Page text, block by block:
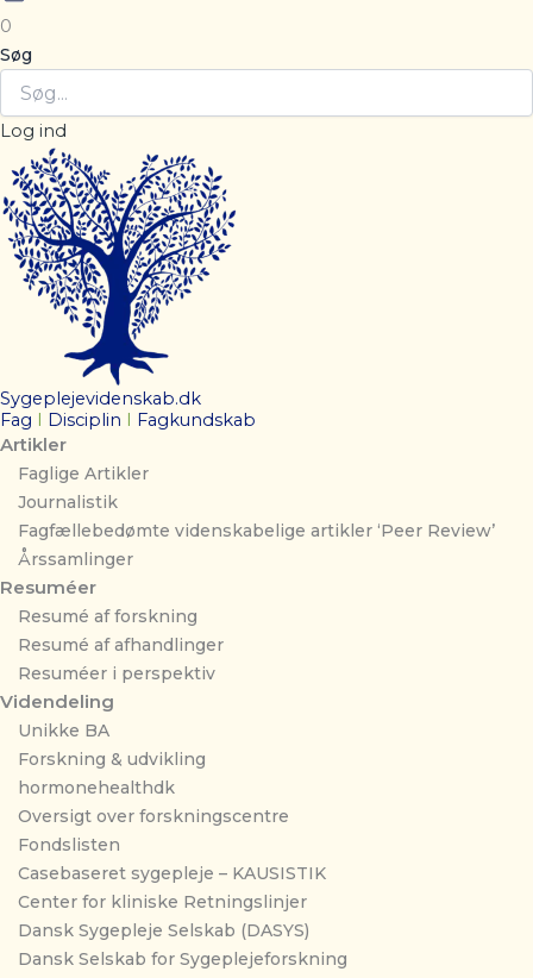
0
Søg
Log ind
Sygeplejevidenskab.dk
Fag
Disciplin Fagkundskab
Artikler
Faglige Artikler
Journalistik
Fagfællebedømte videnskabelige artikler ‘Peer Review’
Årssamlinger
Resuméer
Resumé af forskning
Resumé af afhandlinger
Resuméer i perspektiv
Videndeling
Unikke BA
Forskning & udvikling
hormonehealthdk
Oversigt over forskningscentre
Fondslisten
Casebaseret sygepleje – KAUSISTIK
Center for kliniske Retningslinjer
Dansk Sygepleje Selskab (DASYS)
Dansk Selskab for Sygeplejeforskning